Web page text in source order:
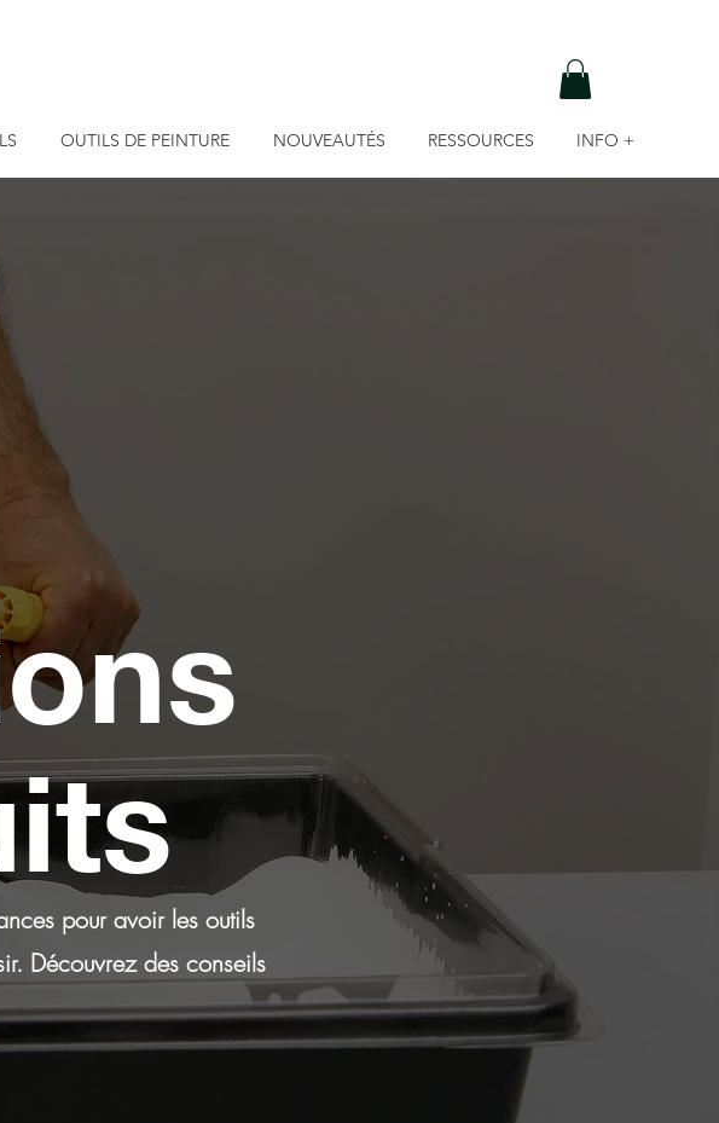
OUTILS DE PEINTURE NOUVEAUTÉS RESSOURCES INFO +
pour avoir les outils
Découvrez des conseils